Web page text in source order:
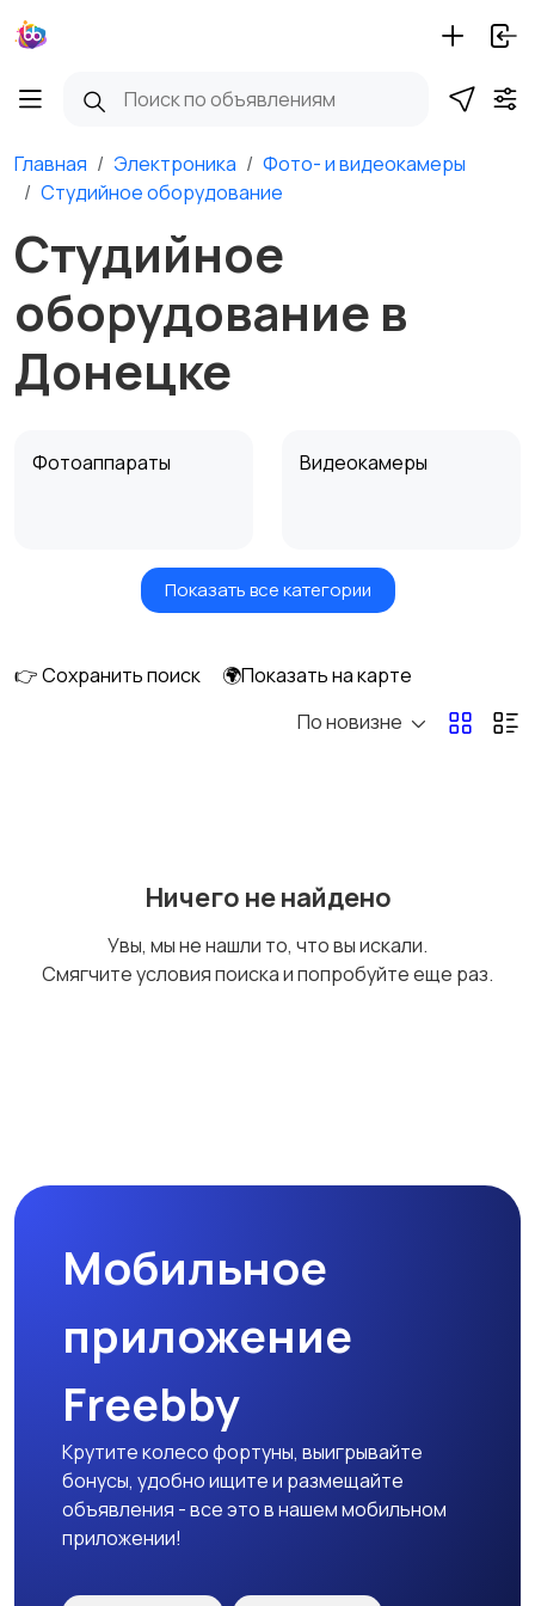
Главная Электроника
Фото- и видеокамеры
Студийное оборудование
Студийное
оборудование в
Донецке
Фотоаппараты Видеокамеры
Видеонаблюдение Объективы
Аксессуары
стабилизаторы
оборудование
Показать все категории
👉 Сохранить поиск
🌍Показать на карте
По новизне
Ничего не найдено
Увы, мы не нашли то, что вы искали.
Смягчите условия поиска и попробуйте еще раз.
Мобильное
приложение
Freebby
Крутите колесо фортуны, выигрывайте
бонусы, удобно ищите и размещайте
объявления - все это в нашем мобильном
приложении!